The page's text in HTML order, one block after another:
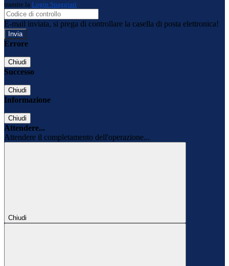
tramite la Login Spaggiari
E-mail inviata, si prega di controllare la casella di posta elettronica!
Errore
Chiudi
Successo
Chiudi
Informazione
Chiudi
Attendere...
Attendere il completamento dell'operazione...
Chiudi